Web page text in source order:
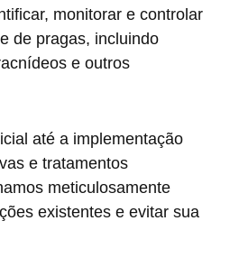
monitorar e controlar
de pragas, incluindo
e outros
até a implementação
e tratamentos
meticulosamente
existentes e evitar sua